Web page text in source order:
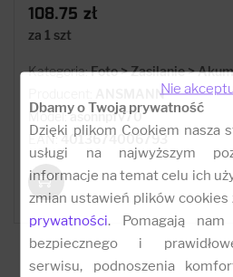
108.75 zł
za 1 szt
Kategoria:Foto > Zasilanie >
ANSMANN
Model:asonnpfv70
EAN:4013674006793
Nie
Dbamy o Twoją prywatność
Dzięki plikom Cookiem nasza
usługi na najwyższym
informacje na temat celu ich
zmian ustawień plików cookies
prywatności. Pomagają
bezpiecznego i
serwisu, podnoszenia